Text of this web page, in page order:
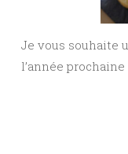
Je vous souhaite
l’année prochaine